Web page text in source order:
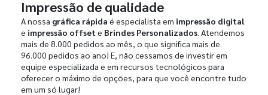
Impressão de qualidade
A nossa gráfica rápida é especialista em impressão digital
e impressão offset e Brindes Personalizados. Atendemos
mais de 8.000 pedidos ao mês, o que significa mais de
96.000 pedidos ao ano! E, não cessamos de investir em
equipe especializada e em recursos tecnológicos para
oferecer o máximo de opções, para que você encontre tudo
em um só lugar!